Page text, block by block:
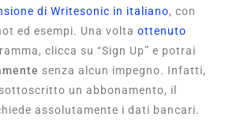
di Writesonic in italiano, con
ed esempi. Una voltaottenuto
clicca su “Sign Up” e potrai
senza alcun impegno. Infatti,
un abbonamento, il
assolutamente i dati bancari.